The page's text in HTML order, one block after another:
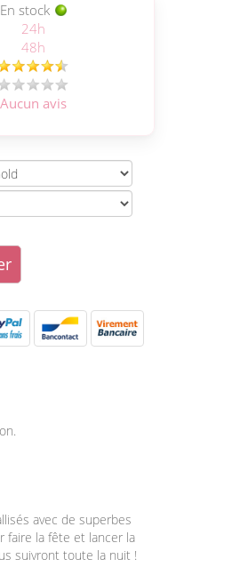
En stock
24h
48h
Aucun avis
avec de superbes
faire la fête et lancer la
suivront toute la nuit !